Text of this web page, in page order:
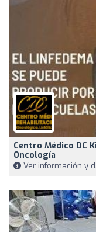
Centro Médico DC
Oncología
Ver información y